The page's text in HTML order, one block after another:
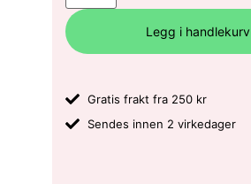
Legg i handlekurv
Gratis frakt fra 250 kr
Sendes innen 2 virkedager